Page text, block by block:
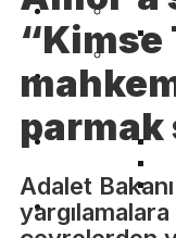
“Kimse
parmak
Adalet